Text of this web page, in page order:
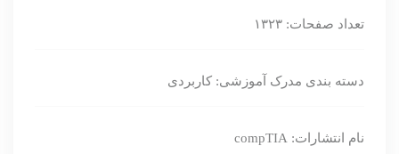
تعداد صفحات: ۱۳۲۳
دسته بندی مدرک آموزشی: کاربردی
نام انتشارات: compTIA